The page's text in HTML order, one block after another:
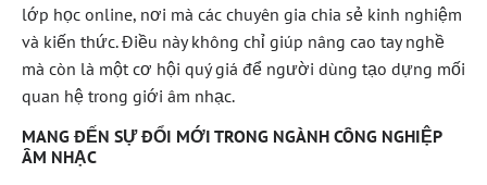
lớp học online, nơi mà các chuyên gia chia sẻ kinh nghiệm
và kiến thức. Điều này không chỉ giúp nâng cao tay nghề
mà còn là một cơ hội quý giá để người dùng tạo dựng mối
quan hệ trong giới âm nhạc.
MANG ĐẾN SỰ ĐỔI MỚI TRONG NGÀNH CÔNG NGHIỆP
ÂM NHẠC